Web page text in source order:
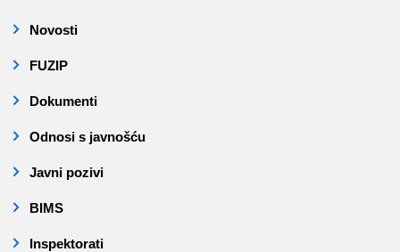
Novosti
FUZIP
Dokumenti
Odnosi s javnošću
Javni pozivi
BIMS
Inspektorati